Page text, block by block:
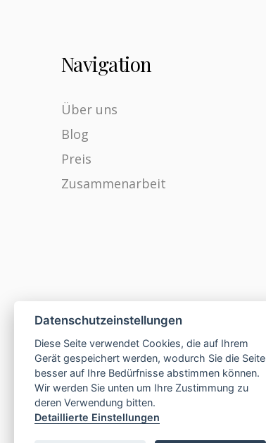
Navigation
Über uns
Blog
Preis
Zusammenarbeit
www.czech-single-women.com
Datenschutzeinstellungen
Diese Seite verwendet Cookies, die auf Ihrem
Gerät gespeichert werden, wodurch Sie die Seite
besser auf Ihre Bedürfnisse abstimmen können.
Wir werden Sie unten um Ihre Zustimmung zu
deren Verwendung bitten.
Detaillierte Einstellungen